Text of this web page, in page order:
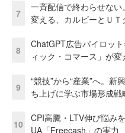
7
一斉配信で終わらせな
変える、カルビーとＵ
8
ChatGPT広告パイロッ
ィック・コマース」が
9
“競技”から“産業”へ。新
ち上げに学ぶ市場形成戦
10
CPI高騰・LTV伸び悩み
UA「Freecash」の実力